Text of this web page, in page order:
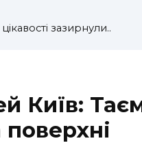
зазирнули..
Київ: